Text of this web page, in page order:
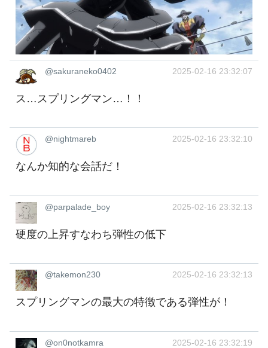
@sakuraneko0402 2025-02-16 23:32:07
ス…スプリングマン…！！
@nightmareb 2025-02-16 23:32:10
なんか知的な会話だ！
@parpalade_boy 2025-02-16 23:32:13
硬度の上昇すなわち弾性の低下
@takemon230 2025-02-16 23:32:13
スプリングマンの最大の特徴である弾性が！
@on0notkamra 2025-02-16 23:32:19